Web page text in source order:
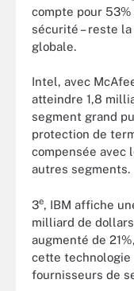
compte pour
sécurité – reste
globale.
Intel, avec
atteindre 1,8
segment grand
protection de
compensée avec
autres segments.
3e, IBM affiche
milliard de
augmenté de
cette
fournisseurs de